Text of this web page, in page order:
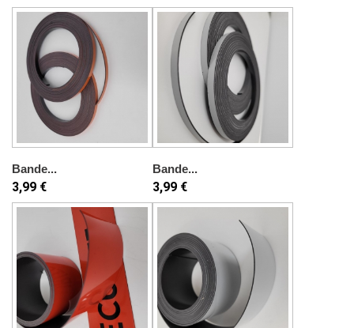
Bande...
3,99 €
Bande...
3,99 €